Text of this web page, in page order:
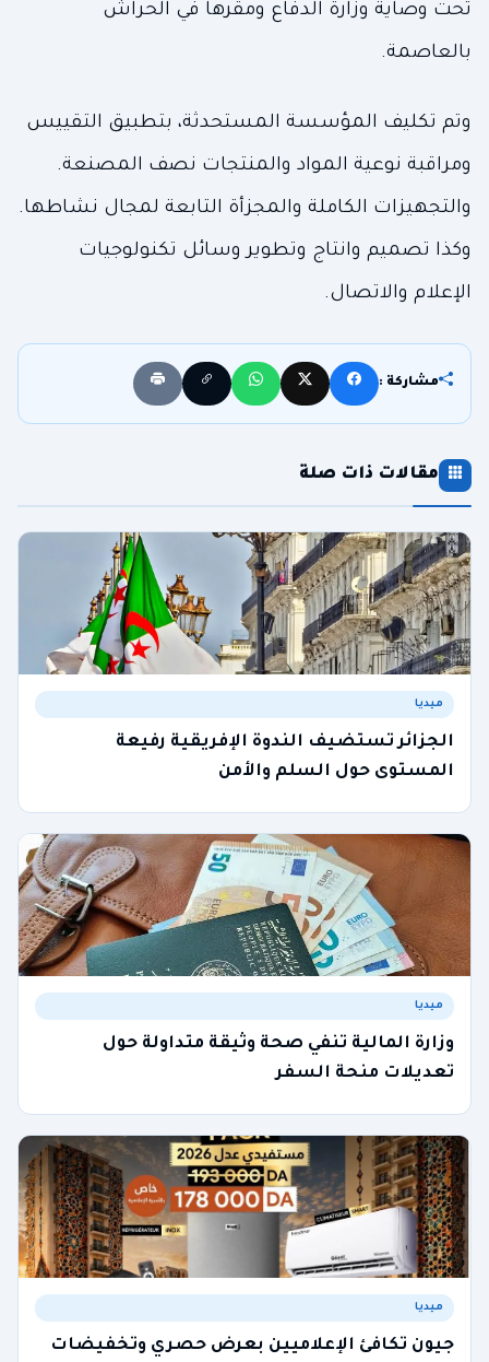
تحت وصاية وزارة الدفاع ومقرها في الحراش
بالعاصمة.
وتم تكليف المؤسسة المستحدثة، بتطبيق التقييس
ومراقبة نوعية المواد والمنتجات نصف المصنعة.
والتجهيزات الكاملة والمجزأة التابعة لمجال نشاطها.
وكذا تصميم وانتاج وتطوير وسائل تكنولوجيات
الإعلام والاتصال.
مشاركة :
مقالات ذات صلة
ميديا
الجزائر تستضيف الندوة الإفريقية رفيعة
المستوى حول السلم والأمن
ميديا
وزارة المالية تنفي صحة وثيقة متداولة حول
تعديلات منحة السفر
ميديا
جيون تكافئ الإعلاميين بعرض حصري وتخفيضات